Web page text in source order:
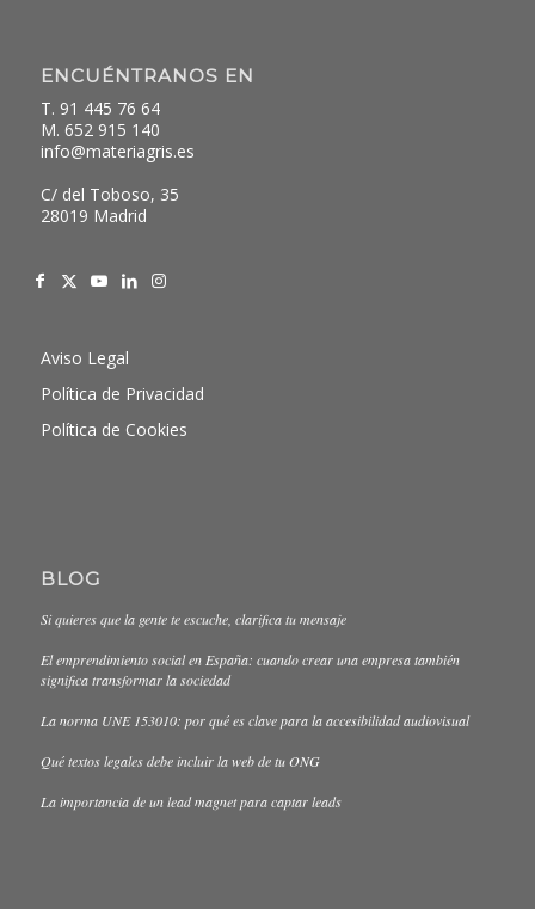
ENCUÉNTRANOS EN
T. 91 445 76 64
M. 652 915 140
info@materiagris.es
C/ del Toboso, 35
28019 Madrid
Aviso Legal
Política de Privacidad
Política de Cookies
BLOG
Si quieres que la gente te escuche, clarifica tu mensaje
El emprendimiento social en España: cuando crear una empresa también
significa transformar la sociedad
La norma UNE 153010: por qué es clave para la accesibilidad audiovisual
Qué textos legales debe incluir la web de tu ONG
La importancia de un lead magnet para captar leads